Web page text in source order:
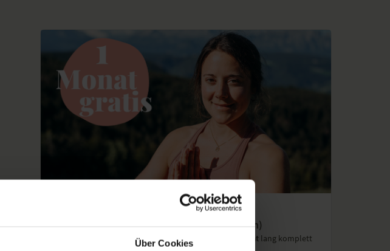
Über Cookies
Classic - 1 Monat gratis (endet automatisch)
Nutze die Videos und Programme von YogaEasy 1 Monat lang komplett